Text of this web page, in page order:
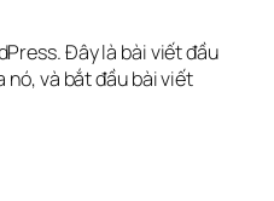
Đây là bài viết đầu
nó, và bắt đầu bài viết